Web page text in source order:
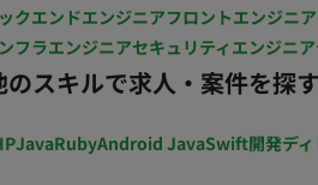
クエンドエンジニアフロントエンジニア
フラエンジニアセキュリティエンジニア
のスキルで求人・案件を探す
JavaRubyAndroid JavaSwift開発デ